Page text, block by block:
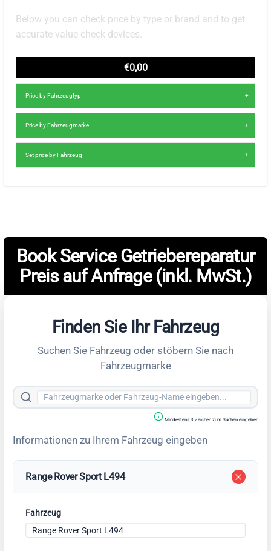
Below you can check price by type or brand and to get
accurate value check devices.
€0,00
Price by Fahrzeugtyp
Price by Fahrzeugmarke
Set price by Fahrzeug
Book Service Getriebereparatur
Preis auf Anfrage (inkl. MwSt.)
Finden Sie Ihr Fahrzeug
Suchen Sie Fahrzeug oder stöbern Sie nach
Fahrzeugmarke
Mindestens 3 Zeichen zum Suchen eingeben
Informationen zu Ihrem Fahrzeug eingeben
Range Rover Sport L494
Fahrzeug